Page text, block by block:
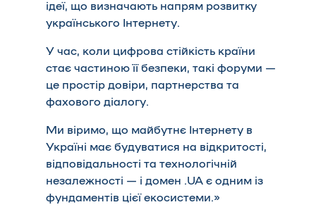
ідеї, що визначають напрям розвитку
українського Інтернету.
У час, коли цифрова стійкість країни
стає частиною її безпеки, такі форуми —
це простір довіри, партнерства та
фахового діалогу.
Ми віримо, що майбутнє Інтернету в
Україні має будуватися на відкритості,
відповідальності та технологічній
незалежності — і домен .UA є одним із
фундаментів цієї екосистеми.»